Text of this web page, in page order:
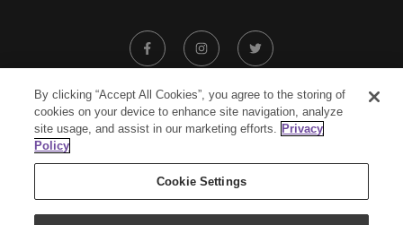
アンケートにご協力ください
公式ブログ
Created by
By clicking “Accept All Cookies”, you agree to the storing of
cookies on your device to enhance site navigation, analyze
site usage, and assist in our marketing efforts. Privacy
Policy
Cookie Settings